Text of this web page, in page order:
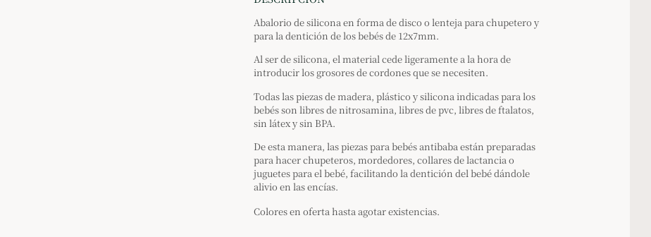
Abalorio de silicona en forma de disco o lenteja para chupetero y
para la dentición de los bebés de 12x7mm.
Al ser de silicona, el material cede ligeramente a la hora de
introducir los grosores de cordones que se necesiten.
Todas las piezas de madera, plástico y silicona indicadas para los
bebés son libres de nitrosamina, libres de pvc, libres de ftalatos,
sin látex y sin BPA.
De esta manera, las piezas para bebés antibaba están preparadas
para hacer chupeteros, mordedores, collares de lactancia o
juguetes para el bebé, facilitando la dentición del bebé dándole
alivio en las encías.
Colores en oferta hasta agotar existencias.